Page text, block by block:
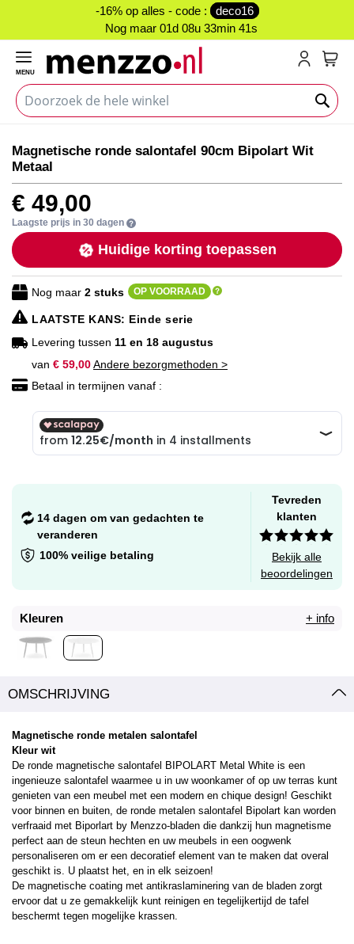
-16% op alles - code :
deco16
Nog maar 01d 08u 33min 41s
MENU
naar
het
einde
van
de
afbeeldingen-
gallerij
naar
het
begin
van
de
afbeeldingen-
gallerij
Magnetische ronde salontafel 90cm Bipolart Wit
Metaal
€ 49,00
Laagste prijs in 30 dagen
Huidige korting toepassen
Nog maar 2 stuks OP VOORRAAD
LAATSTE KANS: Einde serie
Levering tussen 11 en 18 augustus
van € 59,00Andere bezorgmethoden >
Betaal in termijnen vanaf :
14 dagen om van gedachten te
veranderen
100% veilige betaling
Tevreden
klanten
Bekijk alle
beoordelingen
Kleuren + info
OMSCHRIJVING
Magnetische ronde metalen salontafel
Kleur wit
De ronde magnetische salontafel BIPOLART Metal White is een
ingenieuze salontafel waarmee u in uw woonkamer of op uw terras kunt
genieten van een meubel met een modern en chique design! Geschikt
voor binnen en buiten, de ronde metalen salontafel Bipolart kan worden
verfraaid met Biporlart by Menzzo-bladen die dankzij hun magnetisme
perfect aan de steun hechten en uw meubels in een oogwenk
personaliseren om er een decoratief element van te maken dat overal
geschikt is. U plaatst het, en in elk seizoen!
De magnetische coating met antikraslaminering van de bladen zorgt
ervoor dat u ze gemakkelijk kunt reinigen en tegelijkertijd de tafel
beschermt tegen mogelijke krassen.